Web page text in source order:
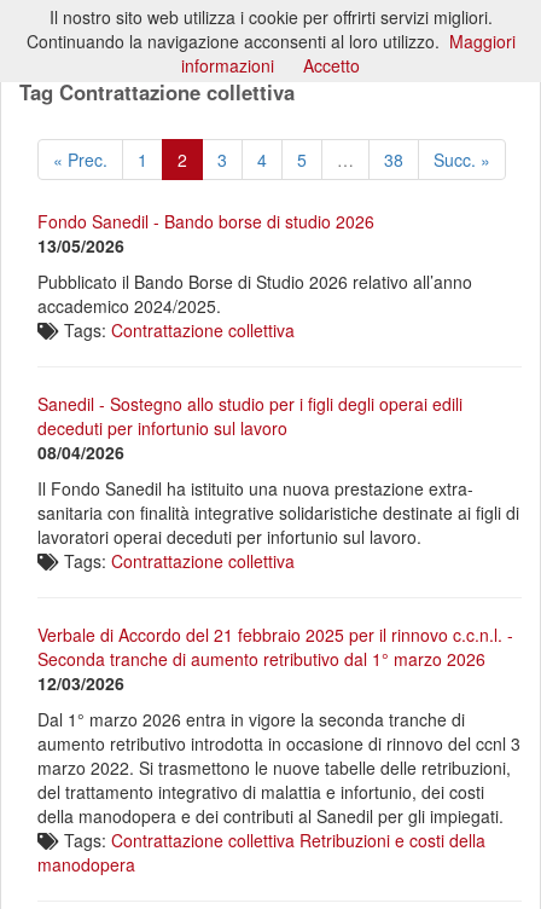
Tag Contrattazione collettiva
« Prec. 1 2 3 4 5 … 38 Succ. »
Fondo Sanedil - Bando borse di studio 2026
13/05/2026
Pubblicato il Bando Borse di Studio 2026 relativo all’anno
accademico 2024/2025.
Tags: Contrattazione collettiva
Sanedil - Sostegno allo studio per i figli degli operai edili
deceduti per infortunio sul lavoro
08/04/2026
Il Fondo Sanedil ha istituito una nuova prestazione extra-
sanitaria con finalità integrative solidaristiche destinate ai figli di
lavoratori operai deceduti per infortunio sul lavoro.
Tags: Contrattazione collettiva
Verbale di Accordo del 21 febbraio 2025 per il rinnovo c.c.n.l. -
Seconda tranche di aumento retributivo dal 1° marzo 2026
12/03/2026
Dal 1° marzo 2026 entra in vigore la seconda tranche di
aumento retributivo introdotta in occasione di rinnovo del ccnl 3
marzo 2022. Si trasmettono le nuove tabelle delle retribuzioni,
del trattamento integrativo di malattia e infortunio, dei costi
della manodopera e dei contributi al Sanedil per gli impiegati.
Tags: Contrattazione collettiva Retribuzioni e costi della
manodopera
Il nostro sito web utilizza i cookie per offrirti servizi migliori.
Continuando la navigazione acconsenti al loro utilizzo. Maggiori
informazioni
Accetto